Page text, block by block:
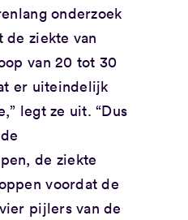
onderzoek
de ziekte van
van 20 tot 30
er uiteindelijk
legt ze uit. “Dus
de ziekte
voordat de
pijlers van de